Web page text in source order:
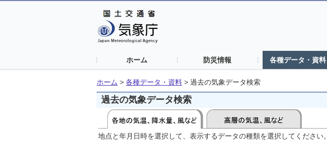
ホーム 防災情報 各種データ・資料
ホーム > 各種データ・資料 > 過去の気象データ検索
過去の気象データ検索
地点と年月日時を選択して、表示するデータの種類を選択してください。